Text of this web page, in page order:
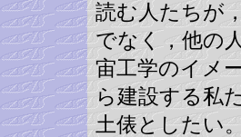
読む人たちが
でなく，他の
宙工学のイメ
ら建設する私
土俵としたい